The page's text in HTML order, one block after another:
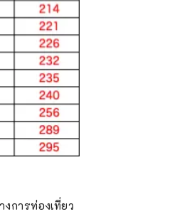
การท่องเที่ยว